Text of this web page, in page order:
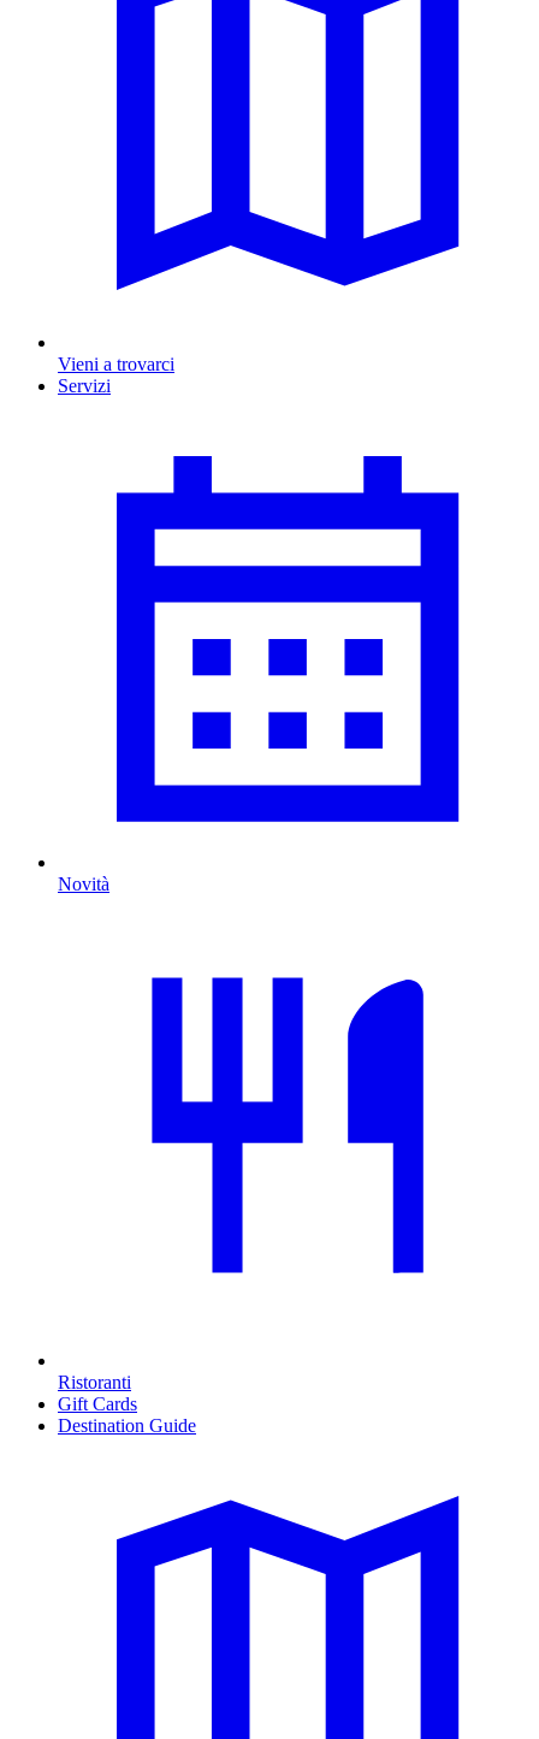
Vieni a trovarci
Servizi
Novità
Ristoranti
Gift Cards
Destination Guide